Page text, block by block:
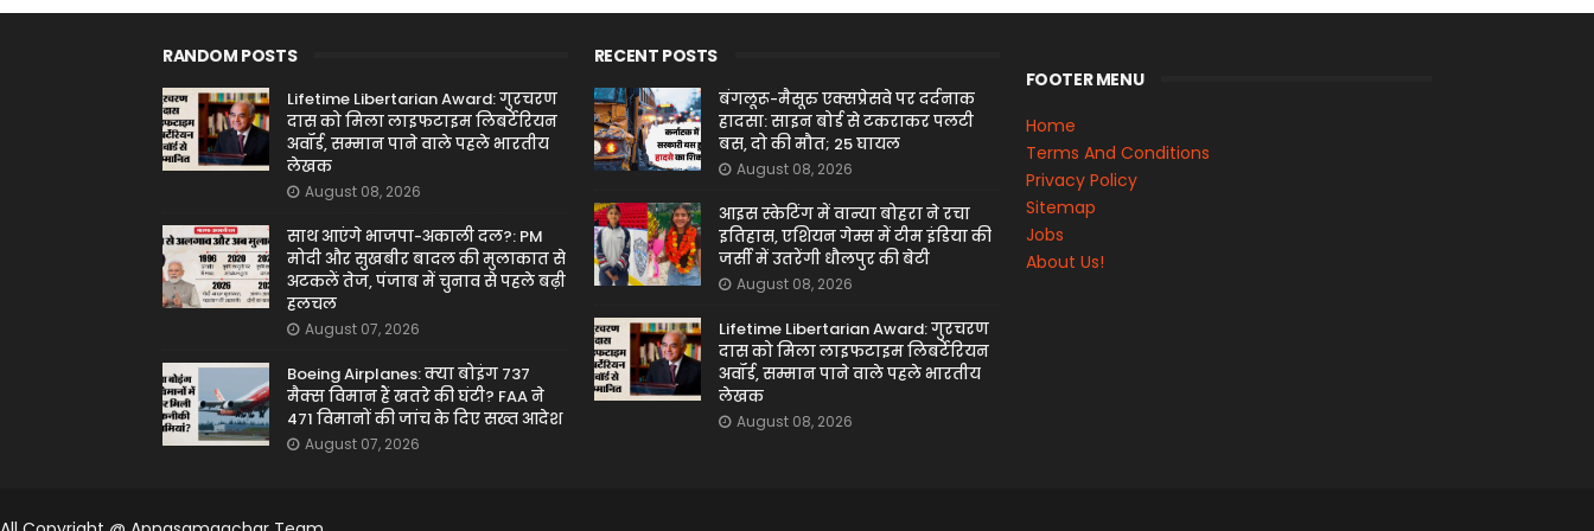
RANDOM POSTS
Lifetime Libertarian Award: गुरचरण
दास को मिला लाइफटाइम लिबर्टेरियन
अवॉर्ड, सम्मान पाने वाले पहले भारतीय
लेखक
August 08, 2026
साथ आएंगे भाजपा-अकाली दल?: PM
मोदी और सुखबीर बादल की मुलाकात से
अटकलें तेज, पंजाब में चुनाव से पहले बढ़ी
हलचल
August 07, 2026
Boeing Airplanes: क्या बोइंग 737
मैक्स विमान हैं खतरे की घंटी? FAA ने
471 विमानों की जांच के दिए सख्त आदेश
August 07, 2026
RECENT POSTS
बंगलूरू-मैसूरु एक्सप्रेसवे पर दर्दनाक
हादसा: साइन बोर्ड से टकराकर पलटी
बस, दो की मौत; 25 घायल
August 08, 2026
आइस स्केटिंग में वान्या बोहरा ने रचा
इतिहास, एशियन गेम्स में टीम इंडिया की
जर्सी में उतरेंगी धौलपुर की बेटी
August 08, 2026
Lifetime Libertarian Award: गुरचरण
दास को मिला लाइफटाइम लिबर्टेरियन
अवॉर्ड, सम्मान पाने वाले पहले भारतीय
लेखक
August 08, 2026
FOOTER MENU
Home
Terms And Conditions
Privacy Policy
Sitemap
Jobs
About Us!